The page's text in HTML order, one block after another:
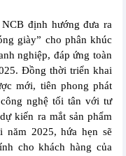
định hướng đưa ra
giày” cho phân khúc
nghiệp, đáp ứng toàn
Đồng thời triển khai
mới, tiên phong phát
nghệ tối tân với tư
kiến ra mắt sản phẩm
năm 2025, hứa hẹn sẽ
cho khách hàng của